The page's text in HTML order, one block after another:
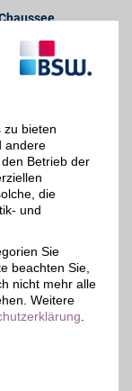
,
zu bieten
andere
Betrieb der
die
und
Sie
beachten Sie,
nicht mehr alle
Weitere